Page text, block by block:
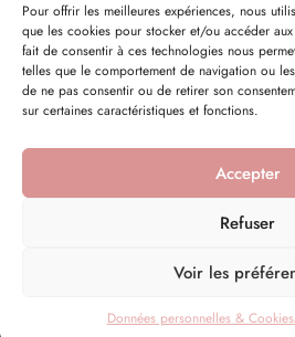
Pour offrir les meilleures expériences, nous
que les cookies pour stocker et/ou accéder
fait de consentir à ces technologies nous
telles que le comportement de navigation ou
de ne pas consentir ou de retirer son
sur certaines caractéristiques et fonctions.
Accepter
Refuser
Voir les
Données personnelles & Cookies
Champagne & Vin Chill comparateur
Cuisine DYI Déco Eco-
Fleurs séchées Fête des mères Huiles
Santé Sport Supermarché